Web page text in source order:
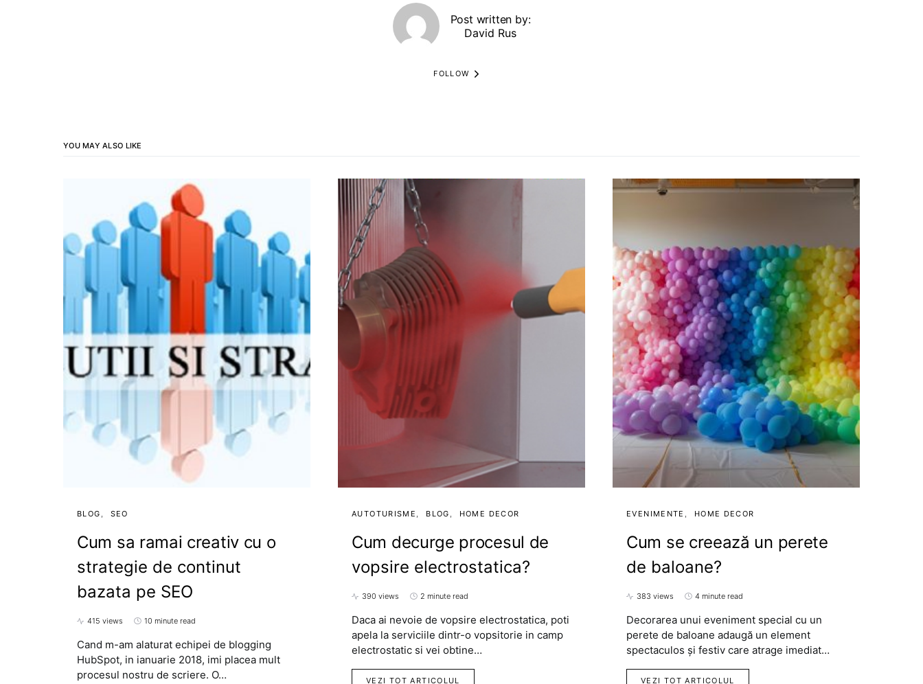
Post written by:
David Rus
FOLLOW
YOU MAY ALSO LIKE
BLOG SEO
Cum sa ramai creativ cu o
strategie de continut
bazata pe SEO
415 views 10 minute read
Cand m-am alaturat echipei de blogging
HubSpot, in ianuarie 2018, imi placea mult
procesul nostru de scriere. O…
AUTOTURISME BLOG HOME DECOR
Cum decurge procesul de
vopsire electrostatica?
390 views 2 minute read
Daca ai nevoie de vopsire electrostatica, poti
apela la serviciile dintr-o vopsitorie in camp
electrostatic si vei obtine…
VEZI TOT ARTICOLUL
EVENIMENTE HOME DECOR
Cum se creează un perete
de baloane?
383 views 4 minute read
Decorarea unui eveniment special cu un
perete de baloane adaugă un element
spectaculos și festiv care atrage imediat…
VEZI TOT ARTICOLUL